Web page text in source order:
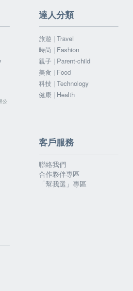
公
達人分類
旅遊 | Travel
時尚 | Fashion
親子 | Parent-child
美食 | Food
科技 | Technology
健康 | Health
客戶服務
聯絡我們
合作夥伴專區
「幫我選」專區